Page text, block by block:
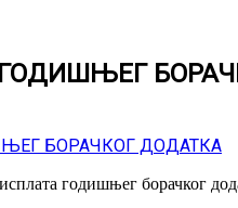
годишњег борачког